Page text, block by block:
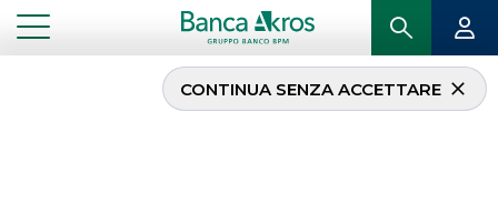
CONTINUA SENZA ACCETTARE
Operazione – Agsm Aim